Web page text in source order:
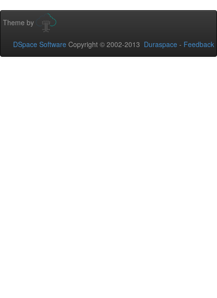
Theme by
DSpace Software Copyright © 2002-2013 Duraspace - Feedback